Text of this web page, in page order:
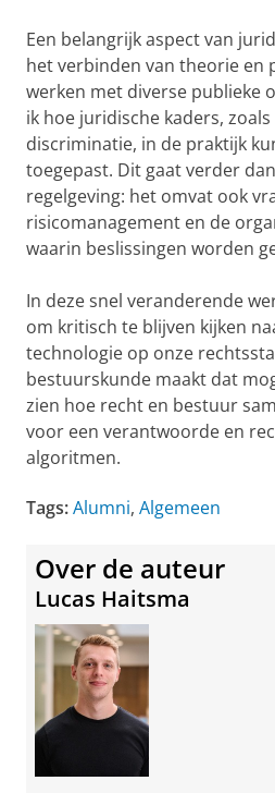
Een belangrijk aspect van
het verbinden van theorie en
werken met diverse publieke
ik hoe juridische kaders,
discriminatie, in de praktijk
toegepast. Dit gaat verder
regelgeving: het omvat ook
risicomanagement en de
waarin beslissingen worden
In deze snel veranderende
om kritisch te blijven kijken
technologie op onze
bestuurskunde maakt dat
zien hoe recht en bestuur
voor een verantwoorde en
algoritmen.
Tags:Alumni, Algemeen
Over de auteur
Lucas Haitsma